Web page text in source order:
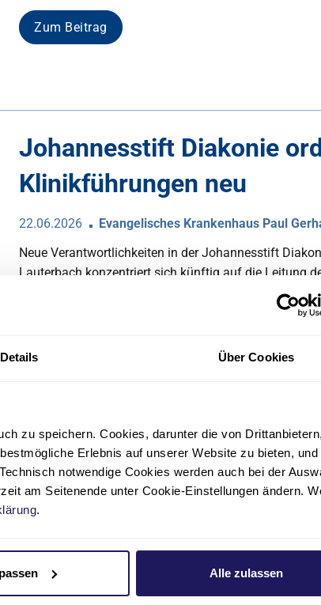
Details Über Cookies
zu speichern. Cookies, darunter die von Drittanbietern,
Erlebnis auf unserer Website zu bieten, und
notwendige Cookies werden auch bei der
am Seitenende unter Cookie-Einstellungen ändern.
.
Alle zulassen
Zum Beitrag
Johannesstift Diakonie
Klinikführungen neu
22.06.2026
Evangelisches Krankenhaus Paul
Neue Verantwortlichkeiten in der Johannesstift
Lauterbach konzentriert sich künftig auf die Leitung
Gerhardt Stifts. Das Herzzentrum Coswig wird von
Zum Beitrag
Neues Herzkatheterlabor
Coswig
Mit dem modernisierten Herzkatheterlabor 3 am
Herzzentrum Coswig wurde jetzt ein Meilenstein für die